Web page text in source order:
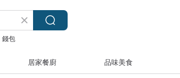
錢包
居家餐廚 品味美食